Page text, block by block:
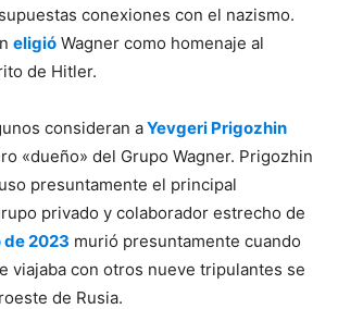
conexiones con el nazismo.
eligió Wagner como homenaje al
de Hitler.
consideran aYevgeri Prigozhin
«dueño» del Grupo Wagner. Prigozhin
presuntamente el principal
privado y colaborador estrecho de
2023 murió presuntamente cuando
viajaba con otros nueve tripulantes se
de Rusia.